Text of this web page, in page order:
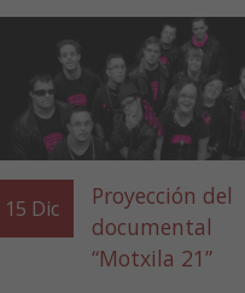
15 Dic
Proyección del
documental
“Motxila 21”